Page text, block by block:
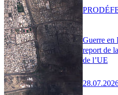
Guerre en
report de
de l’UE
PRO